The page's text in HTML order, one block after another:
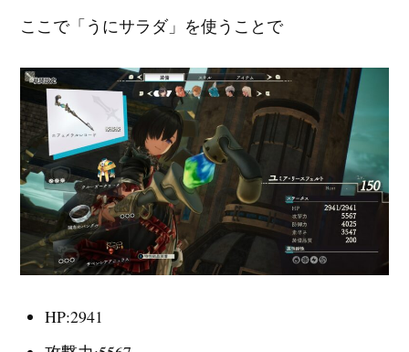
ここで「うにサラダ」を使うことで
HP:2941